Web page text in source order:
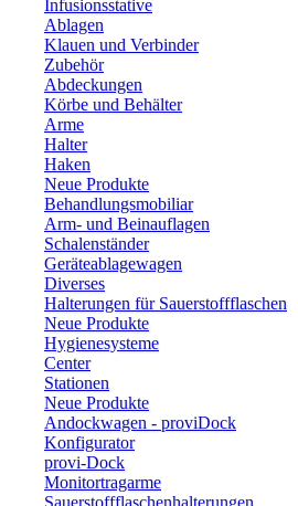
Infusionsstative
Ablagen
Klauen und Verbinder
Zubehör
Abdeckungen
Körbe und Behälter
Arme
Halter
Haken
Neue Produkte
Behandlungsmobiliar
Arm- und Beinauflagen
Schalenständer
Geräteablagewagen
Diverses
Halterungen für Sauerstoffflaschen
Neue Produkte
Hygienesysteme
Center
Stationen
Neue Produkte
Andockwagen - proviDock
Konfigurator
provi-Dock
Monitortragarme
Sauerstoffflaschenhalterungen